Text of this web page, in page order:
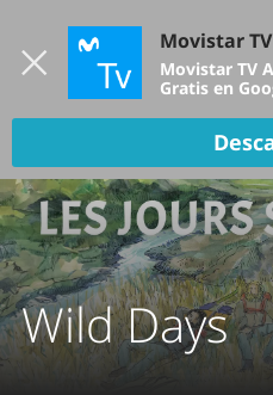
Wild Days
Movistar
Movistar TV
Gratis en